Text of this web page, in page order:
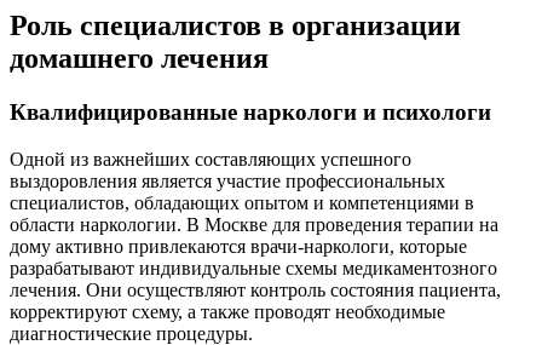
Роль специалистов в организации
домашнего лечения
Квалифицированные наркологи и психологи
Одной из важнейших составляющих успешного
выздоровления является участие профессиональных
специалистов, обладающих опытом и компетенциями в
области наркологии. В Москве для проведения терапии на
дому активно привлекаются врачи-наркологи, которые
разрабатывают индивидуальные схемы медикаментозного
лечения. Они осуществляют контроль состояния пациента,
корректируют схему, а также проводят необходимые
диагностические процедуры.